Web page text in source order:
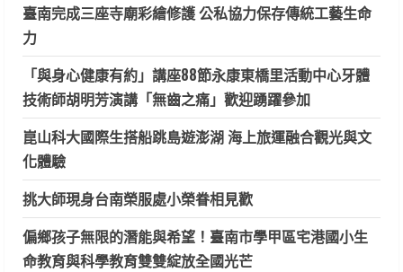
臺南完成三座寺廟彩繪修護 公私協力保存傳統工藝生命
力
「與身心健康有約」講座88節永康東橋里活動中心牙體
技術師胡明芳演講「無齒之痛」歡迎踴躍參加
崑山科大國際生搭船跳島遊澎湖 海上旅運融合觀光與文
化體驗
挑大師現身台南榮服處小榮眷相見歡
偏鄉孩子無限的潛能與希望！臺南市學甲區宅港國小生
命教育與科學教育雙雙綻放全國光芒